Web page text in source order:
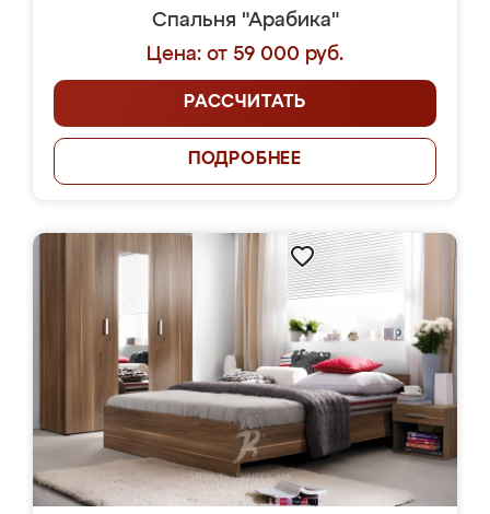
Спальня "Арабика"
Цена: от 59 000 руб.
РАССЧИТАТЬ
ПОДРОБНЕЕ